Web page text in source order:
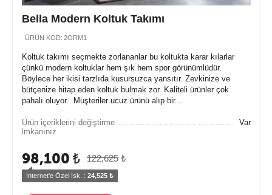
Bella Modern Koltuk Takımı
ÜRÜN KOD: 2ORM1
Koltuk takımı seçmekte zorlananlar bu koltukta karar kılarlar
çünkü modern koltuklar hem şık hem spor görünümlüdür.
Böylece her ikisi tarzlıda kusursuzca yansıtır. Zevkinize ve
bütçenize hitap eden koltuk bulmak zor. Kaliteli ürünler çok
pahalı oluyor. Müşteriler ucuz ürünü alıp bir...
Ürün içeriklerini değiştirme
imkanınız
Var
122,625 ₺
98,100 ₺
İnternet'e Özel İsk. : 24,525 ₺